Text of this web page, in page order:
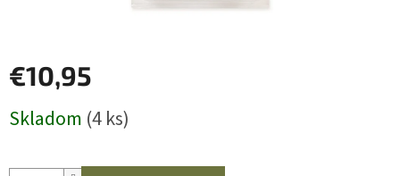
€10,95
cena:
Skladom (4 ks)